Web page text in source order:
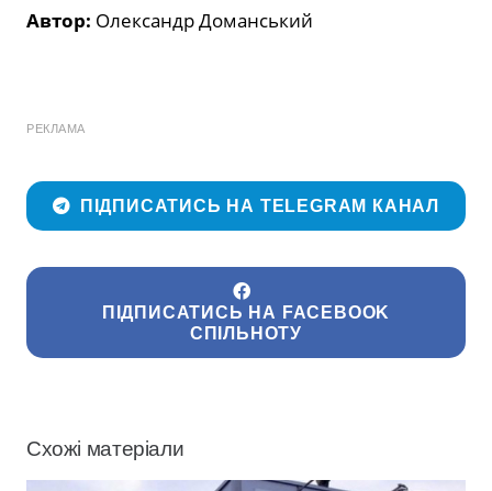
Автор: Олександр Доманський
РЕКЛАМА
ПІДПИСАТИСЬ НА TELEGRAM КАНАЛ
ПІДПИСАТИСЬ НА FACEBOOK
СПІЛЬНОТУ
Схожі матеріали